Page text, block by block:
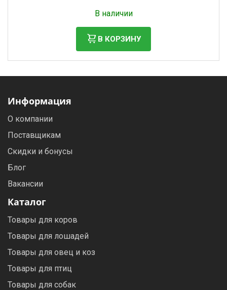
В наличии
В КОРЗИНУ
Информация
О компании
Поставщикам
Скидки и бонусы
Блог
Вакансии
Каталог
Товары для коров
Товары для лошадей
Товары для овец и коз
Товары для птиц
Товары для собак